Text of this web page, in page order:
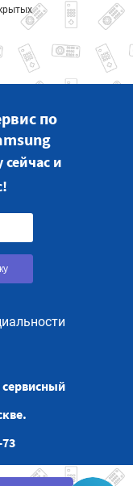
по
сейчас и